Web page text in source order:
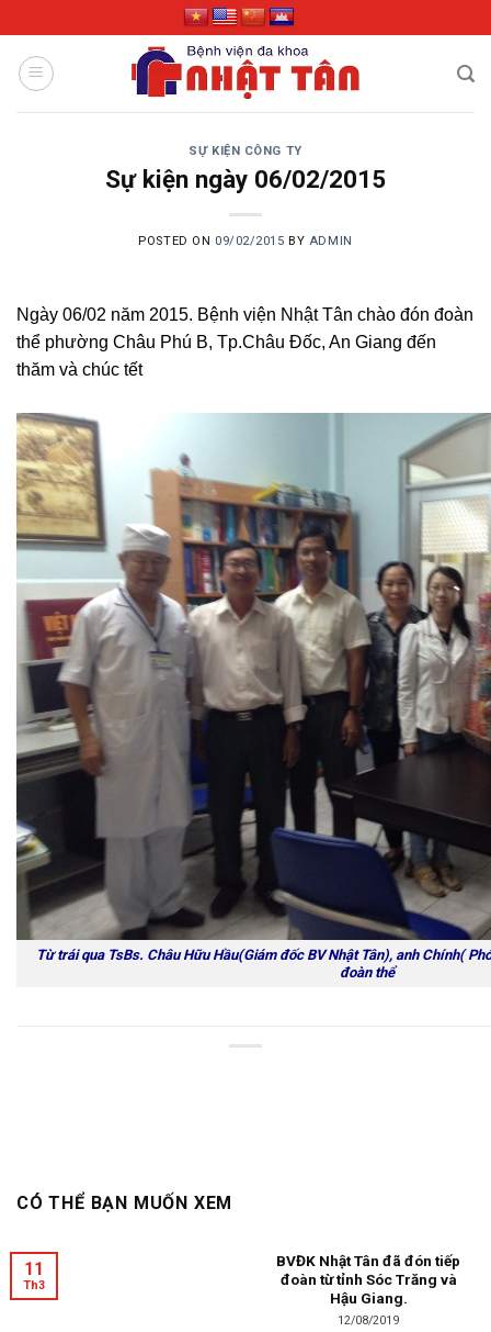
to
content
SỰ KIỆN CÔNG TY
Sự kiện ngày 06/02/2015
POSTED ON 09/02/2015 BY ADMIN
Ngày 06/02 năm 2015. Bệnh viện Nhật Tân chào đón đoàn
thể phường Châu Phú B, Tp.Châu Đốc, An Giang đến
thăm và chúc tết
Từ trái qua TsBs. Châu Hữu Hầu(Giám đốc BV Nhật Tân), anh Chính(
đoàn thể
CÓ THỂ BẠN MUỐN XEM
11
Th3
BVĐK Nhật Tân đã đón tiếp
đoàn từ tỉnh Sóc Trăng và
Hậu Giang.
12/08/2019